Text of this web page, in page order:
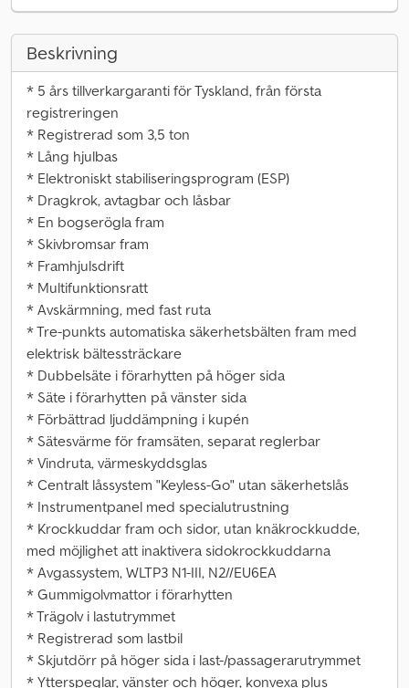
Beskrivning
* 5 års tillverkargaranti för Tyskland, från första
registreringen
* Registrerad som 3,5 ton
* Lång hjulbas
* Elektroniskt stabiliseringsprogram (ESP)
* Dragkrok, avtagbar och låsbar
* En bogserögla fram
* Skivbromsar fram
* Framhjulsdrift
* Multifunktionsratt
* Avskärmning, med fast ruta
* Tre-punkts automatiska säkerhetsbälten fram med
elektrisk bältessträckare
* Dubbelsäte i förarhytten på höger sida
* Säte i förarhytten på vänster sida
* Förbättrad ljuddämpning i kupén
* Sätesvärme för framsäten, separat reglerbar
* Vindruta, värmeskyddsglas
* Centralt låssystem "Keyless-Go" utan säkerhetslås
* Instrumentpanel med specialutrustning
* Krockkuddar fram och sidor, utan knäkrockkudde,
med möjlighet att inaktivera sidokrockkuddarna
* Avgassystem, WLTP3 N1-III, N2//EU6EA
* Gummigolvmattor i förarhytten
* Trägolv i lastutrymmet
* Registrerad som lastbil
* Skjutdörr på höger sida i last-/passagerarutrymmet
* Ytterspeglar, vänster och höger, konvexa plus